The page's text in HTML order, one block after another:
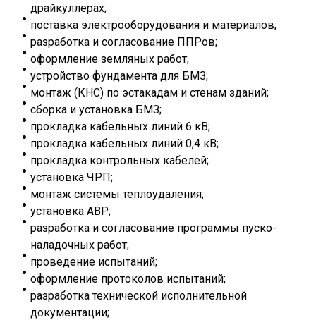
драйкуллерах;
поставка электрооборудования и материалов;
разработка и согласование ППРов;
оформление земляных работ;
устройство фундамента для БМЗ;
монтаж (КНС) по эстакадам и стенам зданий;
сборка и установка БМЗ;
прокладка кабельных линий 6 кВ;
прокладка кабельных линий 0,4 кВ;
прокладка контрольных кабелей;
установка ЧРП;
монтаж системы теплоудаления;
установка АВР;
разработка и согласование программы пуско-
наладочных работ;
проведение испытаний;
оформление протоколов испытаний;
разработка технической исполнительной
документации;